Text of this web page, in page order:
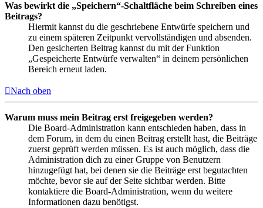
Was bewirkt die „Speichern“-Schaltfläche beim Schreiben eines
Beitrags?
Hiermit kannst du die geschriebene Entwürfe speichern und
zu einem späteren Zeitpunkt vervollständigen und absenden.
Den gesicherten Beitrag kannst du mit der Funktion
„Gespeicherte Entwürfe verwalten“ in deinem persönlichen
Bereich erneut laden.
Nach oben
Warum muss mein Beitrag erst freigegeben werden?
Die Board-Administration kann entschieden haben, dass in
dem Forum, in dem du einen Beitrag erstellt hast, die Beiträge
zuerst geprüft werden müssen. Es ist auch möglich, dass die
Administration dich zu einer Gruppe von Benutzern
hinzugefügt hat, bei denen sie die Beiträge erst begutachten
möchte, bevor sie auf der Seite sichtbar werden. Bitte
kontaktiere die Board-Administration, wenn du weitere
Informationen dazu benötigst.